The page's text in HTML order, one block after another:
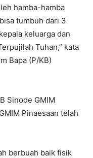
hamba-hamba
tumbuh dari 3
keluarga dan
Tuhan,” kata
Bapa (P/KB)
Sinode GMIM
Pinaesaan telah
berbuah baik fisik